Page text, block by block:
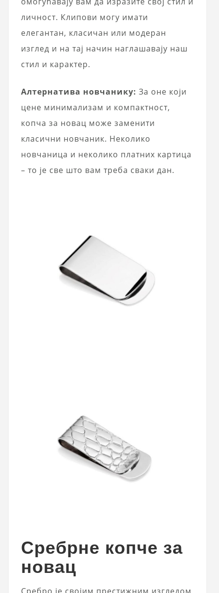
личност. Клипови могу имати
елегантан, класичан или модеран
изглед и на тај начин наглашавају наш
стил и карактер.
Алтернатива новчанику: За оне који
цене минимализам и компактност,
копча за новац може заменити
класични новчаник. Неколико
новчаница и неколико платних картица
– то је све што вам треба сваки дан.
Сребрне копче за
новац